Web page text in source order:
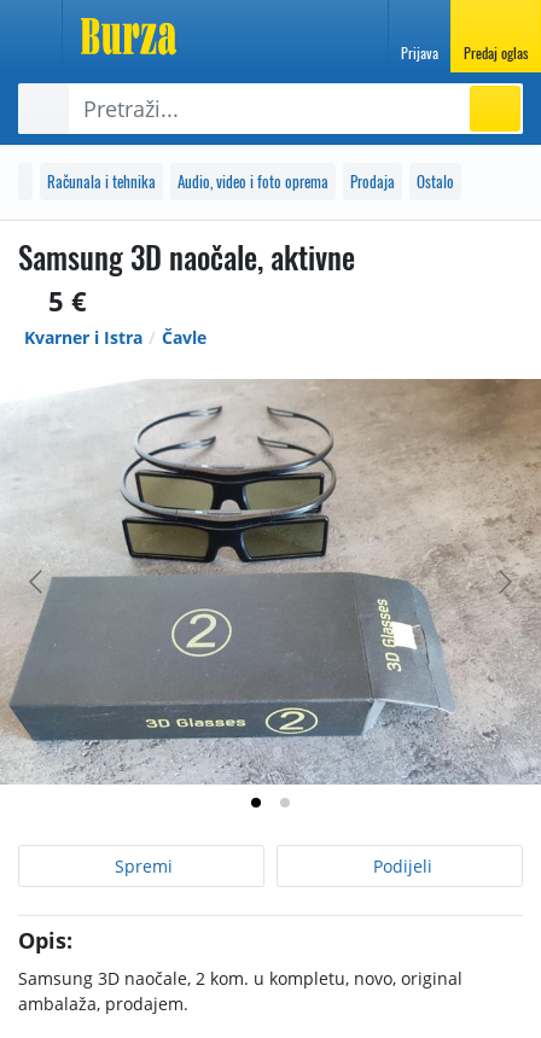
Prijava Predaj oglas
Računala i tehnika Audio, video i foto oprema Prodaja Ostalo
Samsung 3D naočale, aktivne
5 €
Kvarner i Istra Čavle
Spremi Podijeli
Opis:
Samsung 3D naočale, 2 kom. u kompletu, novo, original
ambalaža, prodajem.